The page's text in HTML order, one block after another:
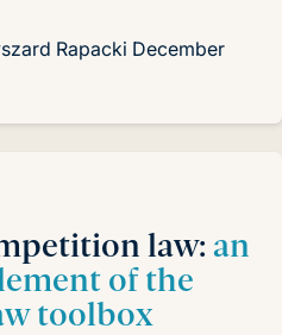
Rapacki December
law:an
of the
toolbox